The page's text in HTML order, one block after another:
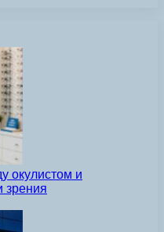
окулистом и
зрения